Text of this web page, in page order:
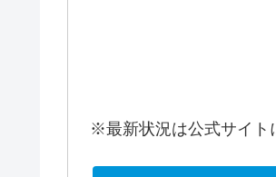
※最新状況は公式サイト